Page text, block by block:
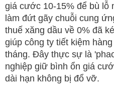
giá cước 10-15% để bù lỗ
làm đứt gãy chuỗi cung
thuế xăng dầu về 0% đã
giúp công ty tiết kiệm
tháng. Đây thực sự là
nghiệp giữ bình ổn giá
dài hạn không bị đổ vỡ.